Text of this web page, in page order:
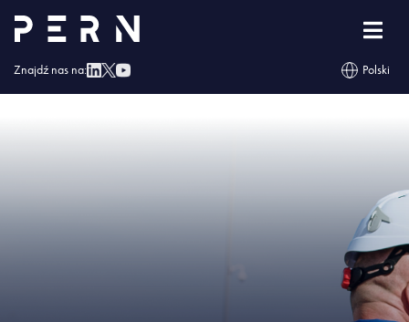
Znajdź nas na: Polski
Strona główna »Projekty PERN zapewniają bezpieczeństwo i mają
i mają uzasadnienie ekonomiczne